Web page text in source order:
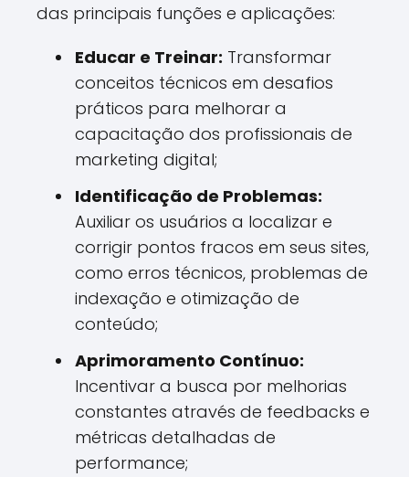
das principais funções e aplicações:
Educar e Treinar: Transformar
conceitos técnicos em desafios
práticos para melhorar a
capacitação dos profissionais de
marketing digital;
Identificação de Problemas:
Auxiliar os usuários a localizar e
corrigir pontos fracos em seus sites,
como erros técnicos, problemas de
indexação e otimização de
conteúdo;
Aprimoramento Contínuo:
Incentivar a busca por melhorias
constantes através de feedbacks e
métricas detalhadas de
performance;